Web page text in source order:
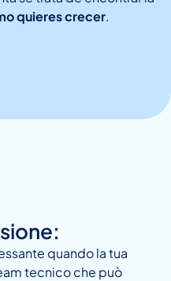
quieres crecer.
quando la tua
tecnico che può